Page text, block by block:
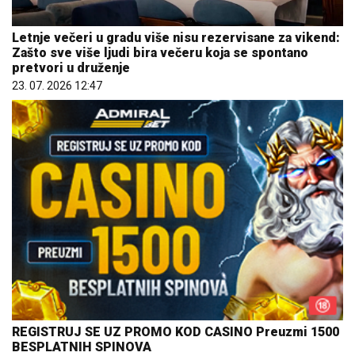
Letnje večeri u gradu više nisu rezervisane za vikend:
Zašto sve više ljudi bira večeru koja se spontano
pretvori u druženje
23. 07. 2026 12:47
REGISTRUJ SE UZ PROMO KOD CASINO Preuzmi 1500
BESPLATNIH SPINOVA